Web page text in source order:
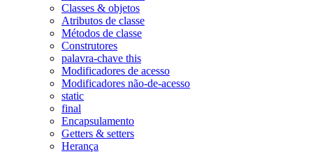
Classes & objetos
Atributos de classe
Métodos de classe
Construtores
palavra-chave this
Modificadores de acesso
Modificadores não-de-acesso
static
final
Encapsulamento
Getters & setters
Herança